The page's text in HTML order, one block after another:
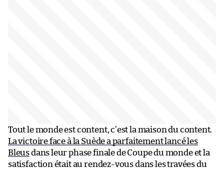
Tout le monde est content, c’est la maison du content.
La victoire face à la Suède a parfaitement lancé les
Bleusdans leur phase finale de Coupe du monde et la
satisfaction était au rendez-vous dans les travées du